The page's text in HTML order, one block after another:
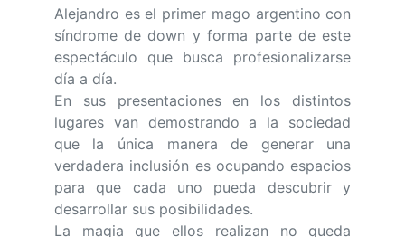
Alejandro es el primer mago argentino con
síndrome de down y forma parte de este
espectáculo que busca profesionalizarse
día a día.
En sus presentaciones en los distintos
lugares van demostrando a la sociedad
que la única manera de generar una
verdadera inclusión es ocupando espacios
para que cada uno pueda descubrir y
desarrollar sus posibilidades.
La magia que ellos realizan no queda